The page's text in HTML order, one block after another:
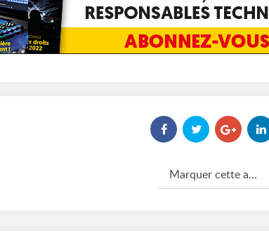
Marquer cette annonce comme...